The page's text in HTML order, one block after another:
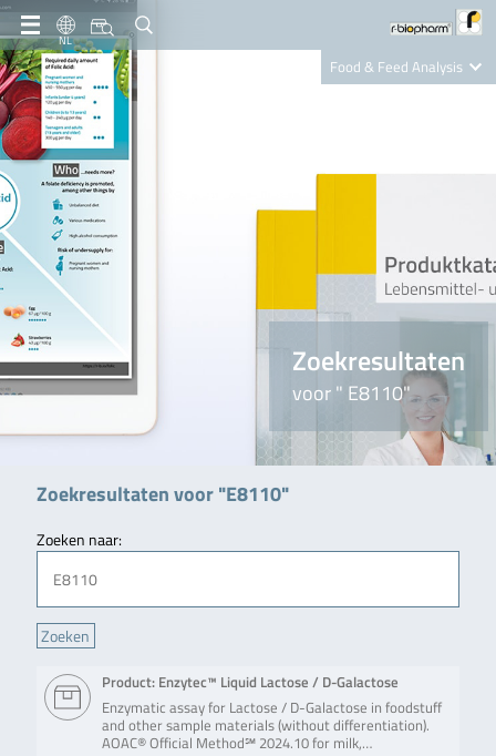
NL
Food & Feed Analysis
Nutrition Care
Zoekresultaten
voor " E8110"
Zoekresultaten voor "E8110"
Zoeken naar:
Product: Enzytec™ Liquid Lactose / D-Galactose
Enzymatic assay for Lactose / D-Galactose in foodstuff
and other sample materials (without differentiation).
AOAC® Official Method℠ 2024.10 for milk,…